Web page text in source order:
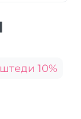
10%